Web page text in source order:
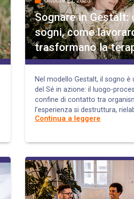
Sognare in Gestalt:
sogni, come
trasformano la
Nel modello Gestalt, il sogno è
del Sé in azione: il luogo-
confine di contatto tra
l’esperienza si destruttura,
Continua a leggere